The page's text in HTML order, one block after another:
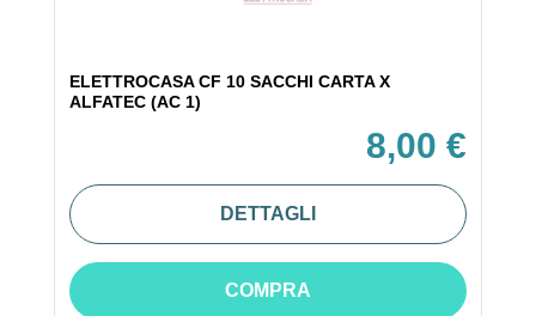
ELETTROCASA CF 10 SACCHI CARTA X
ALFATEC (AC 1)
8,00 €
DETTAGLI
COMPRA